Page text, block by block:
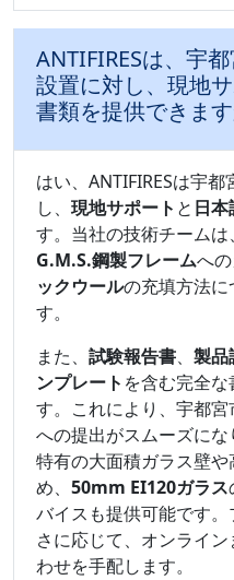
ANTIFIRESは、宇
設置に対し、現地
書類を提供できま
はい、ANTIFIRESは宇
し、 現地サポート と 日
す。当社の技術チームは
G.M.S.鋼製フレームへ
ックウールの充填方法に
す。
また、 試験報告書、 製品
ンプレート を含む完全
す。これにより、宇都
への提出がスムーズに
特有の大面積ガラス壁
め、 50mm EI120ガラス
バイスも提供可能です
さに応じて、オンライ
わせを手配します。